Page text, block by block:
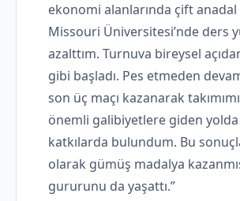
ekonomi alanlarında çift anadal
Missouri Üniversitesi’nde ders
azalttım. Turnuva bireysel
gibi başladı. Pes etmeden
son üç maçı kazanarak
önemli galibiyetlere giden
katkılarda bulundum. Bu
olarak gümüş madalya
gururunu da yaşattı.”